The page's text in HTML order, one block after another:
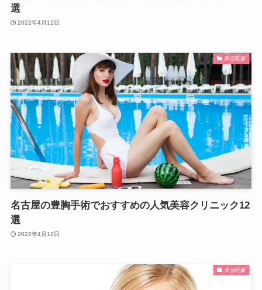
選
2022年4月12日
美容医療
名古屋の豊胸手術でおすすめの人気美容クリニック12
選
2022年4月12日
美容医療